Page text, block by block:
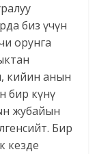
биз үчүн
орунга
кийин анын
бир күнү
жубайын
Бир
кезде